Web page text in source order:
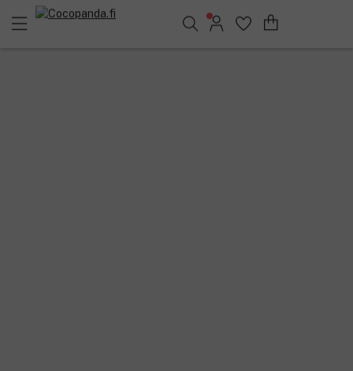
Löydä suosikkisi 25.381 tuotteen joukosta..